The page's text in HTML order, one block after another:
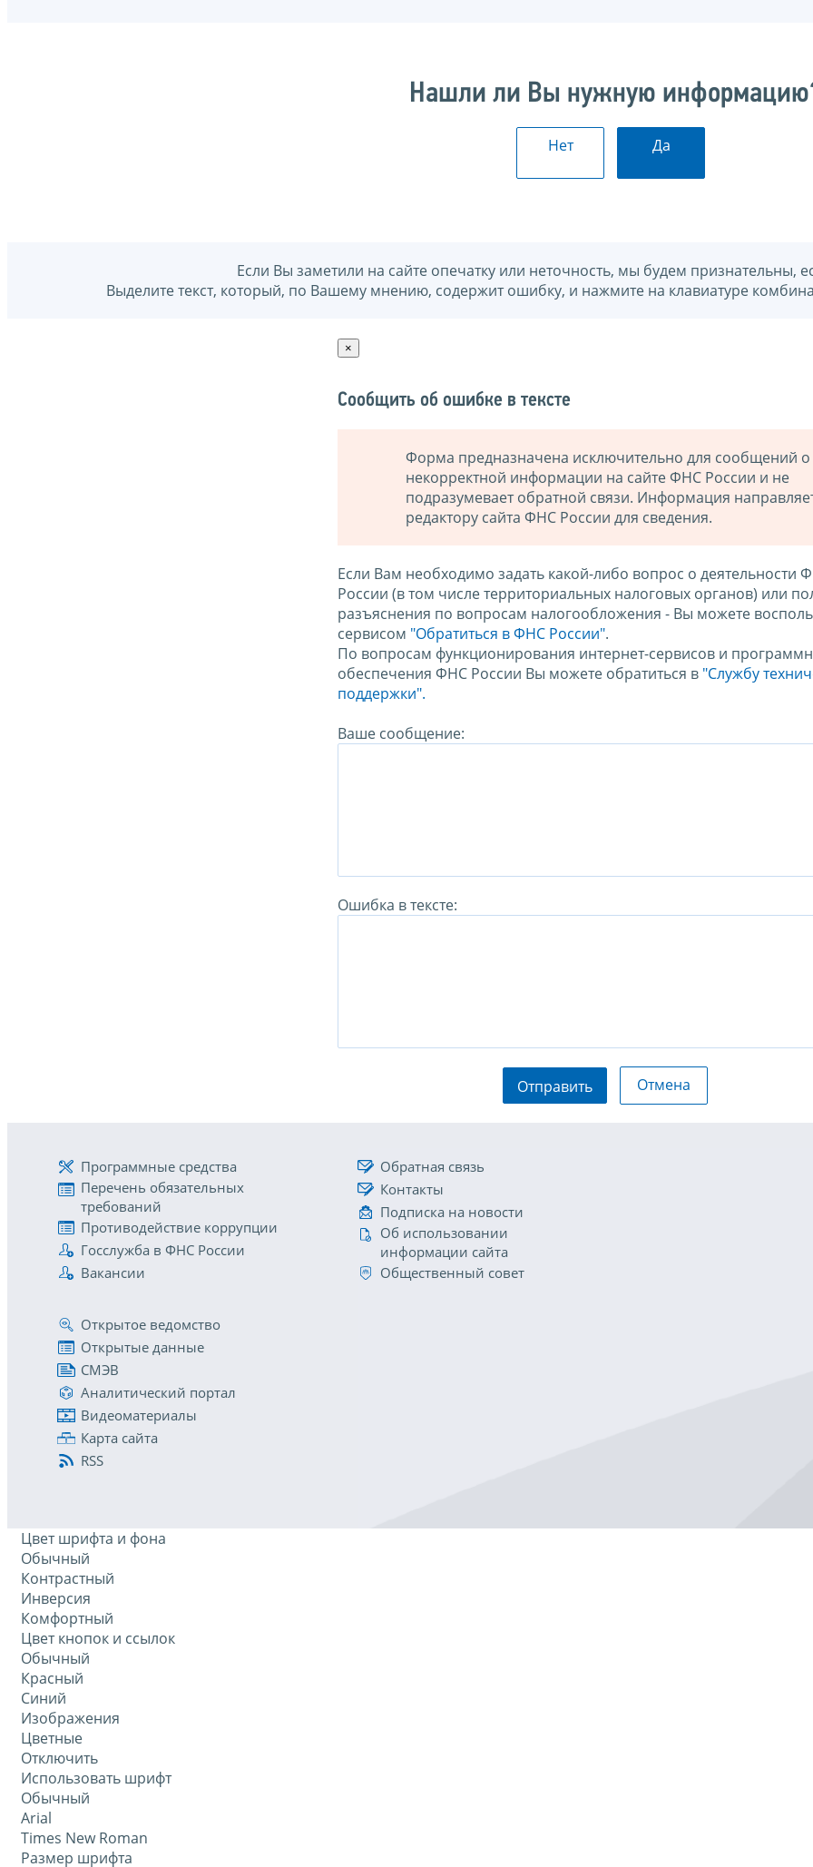
Нашли ли Вы нужную
Нет Да
Если Вы заметили на сайте опечатку или неточность, мы будем признательны,
Выделите текст, который, по Вашему мнению, содержит ошибку, и нажмите на клавиатуре
×
Сообщить об ошибке в тексте
Форма предназначена исключительно для сообщений о
некорректной информации на сайте ФНС России и не
подразумевает обратной связи. Информация
редактору сайта ФНС России для сведения.
Если Вам необходимо задать какой-либо вопрос о деятельности
России (в том числе территориальных налоговых органов) или
разъяснения по вопросам налогообложения - Вы можете
сервисом "Обратиться в ФНС России".
По вопросам функционирования интернет-сервисов и
обеспечения ФНС России Вы можете обратиться в "Службу
поддержки".
Ваше сообщение:
Ошибка в тексте:
Отправить Отмена
Программные средства
Перечень обязательных
требований
Противодействие коррупции
Госслужба в ФНС России
Вакансии
Обратная связь
Контакты
Подписка на новости
Об использовании
информации сайта
Общественный совет
Открытое ведомство
Открытые данные
СМЭВ
Аналитический портал
Видеоматериалы
Карта сайта
RSS
Цвет шрифта и фона
Обычный
Контрастный
Инверсия
Комфортный
Цвет кнопок и ссылок
Обычный
Красный
Синий
Изображения
Цветные
Отключить
Использовать шрифт
Обычный
Arial
Times New Roman
Размер шрифта